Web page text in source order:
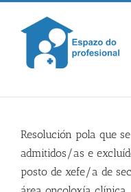
Skip
content
Resolución pola que
admitidos/as e
posto de xefe/a de